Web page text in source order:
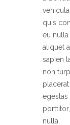
quis
eu nulla
aliquet
sapien
non
egestas
nulla.